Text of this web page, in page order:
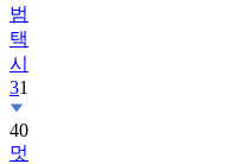
범
택
시
31
40
멋